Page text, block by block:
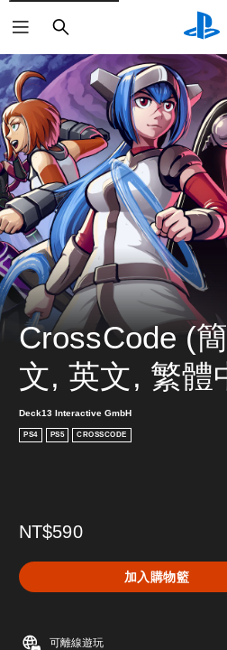
搜
尋
CrossCode (
文, 英文, 繁體
Deck13 Interactive GmbH
PS4 PS5 CROSSCODE
NT$590
加入購物籃
可離線遊玩